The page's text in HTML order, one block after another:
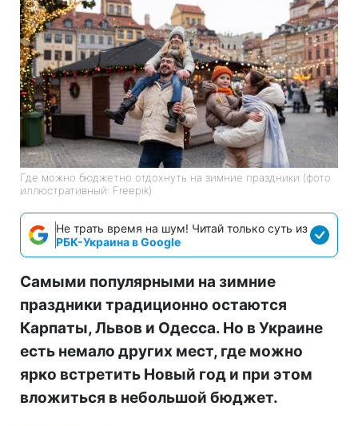
Где можно бюджетно отдохнуть на зимние праздники (фото
иллюстративный: Freepik)
Не трать время на шум! Читай только суть из
РБК-Украина в Google
Самыми популярными на зимние
праздники традиционно остаются
Карпаты, Львов и Одесса. Но в Украине
есть немало других мест, где можно
ярко встретить Новый год и при этом
вложиться в небольшой бюджет.